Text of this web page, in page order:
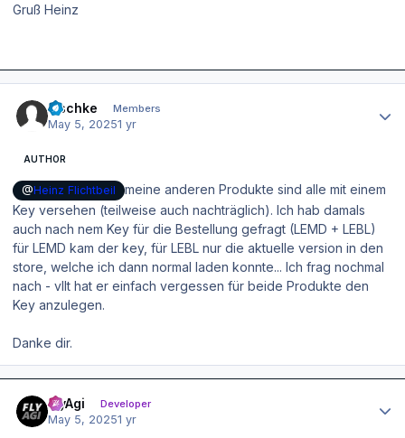
Gruß Heinz
zischke Members
May 5, 20251 yr
AUTHOR
@Heinz Flichtbeil
meine anderen Produkte sind alle mit einem
Key versehen (teilweise auch nachträglich). Ich hab damals
auch nach nem Key für die Bestellung gefragt (LEMD + LEBL)
für LEMD kam der key, für LEBL nur die aktuelle version in den
store, welche ich dann normal laden konnte... Ich frag nochmal
nach - vllt hat er einfach vergessen für beide Produkte den
Key anzulegen.
Danke dir.
FlyAgi Developer
May 5, 20251 yr